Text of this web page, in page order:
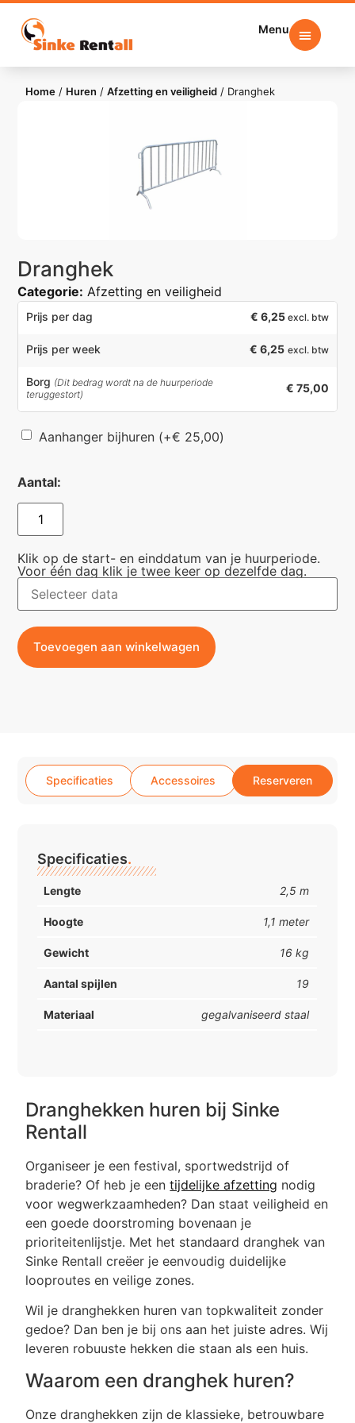
Menu
Home / Huren /Afzetting en veiligheid / Dranghek
Dranghek
Categorie: Afzetting en veiligheid
Prijs per dag € 6,25 excl. btw
Prijs per week € 6,25 excl. btw
Borg (Dit bedrag wordt na de huurperiode
teruggestort)
€ 75,00
Aanhanger bijhuren (+€ 25,00)
Aantal:
Klik op de start- en einddatum van je huurperiode.
Voor één dag klik je twee keer op dezelfde dag.
Toevoegen aan winkelwagen
Specificaties Accessoires Reserveren
Dranghekken huren bij Sinke
Rentall
Organiseer je een festival, sportwedstrijd of
braderie? Of heb je eentijdelijke afzetting nodig
voor wegwerkzaamheden? Dan staat veiligheid en
een goede doorstroming bovenaan je
prioriteitenlijstje. Met het standaard dranghek van
Sinke Rentall creëer je eenvoudig duidelijke
looproutes en veilige zones.
Wil je dranghekken huren van topkwaliteit zonder
gedoe? Dan ben je bij ons aan het juiste adres. Wij
leveren robuuste hekken die staan als een huis.
Waarom een dranghek huren?
Onze dranghekken zijn de klassieke, betrouwbare
Specificaties.
Lengte 2,5 m
Hoogte 1,1 meter
Gewicht 16 kg
Aantal spijlen 19
Materiaal gegalvaniseerd staal